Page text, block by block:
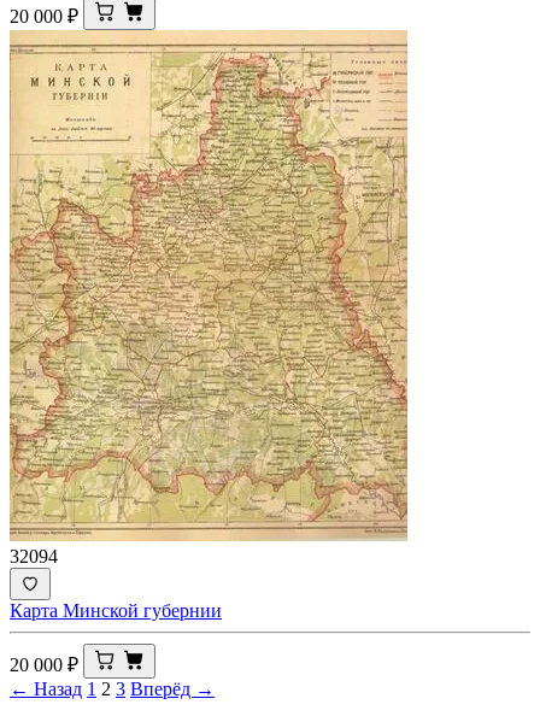
20 000 ₽
32094
Карта Минской губернии
20 000 ₽
← Назад 1 2 3 Вперёд →